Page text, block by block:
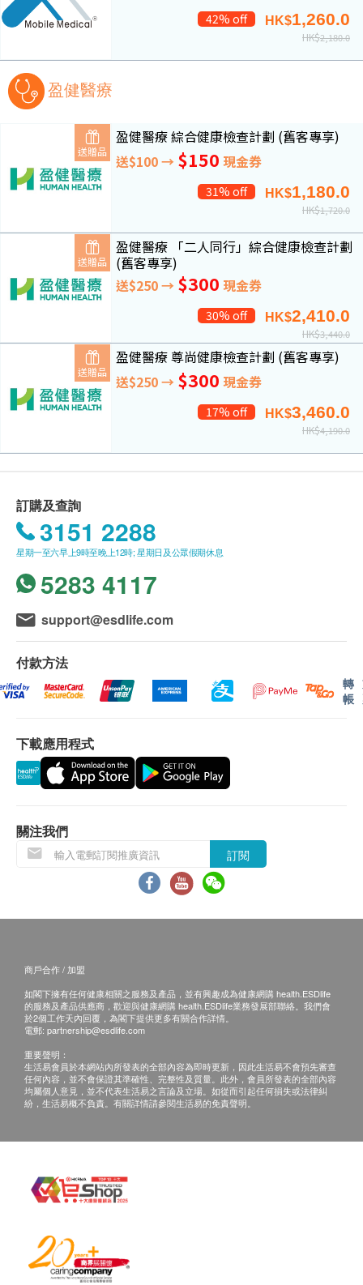
42% off HK$1,260.0
HK$2,180.0
盈健醫療
送贈品
盈健醫療 綜合健康檢查計劃 (舊客專享)
送$100 → $150 現金券
31% off HK$1,180.0
HK$1,720.0
送贈品
盈健醫療 「二人同行」綜合健康檢查計劃
(舊客專享)
送$250 → $300 現金券
30% off HK$2,410.0
HK$3,440.0
送贈品
盈健醫療 尊尚健康檢查計劃 (舊客專享)
送$250 → $300 現金券
17% off HK$3,460.0
HK$4,190.0
訂購及查詢
3151 2288
星期一至六早上9時至晚上12時; 星期日及公眾假期休息
5283 4117
support@esdlife.com
付款方法
轉
帳
下載應用程式
關注我們
訂閱
商戶合作 / 加盟
如閣下擁有任何健康相關之服務及產品，並有興趣成為健康網購 health.ESDlife
的服務及產品供應商，歡迎與健康網購 health.ESDlife業務發展部聯絡。我們會
於2個工作天內回覆，為閣下提供更多有關合作詳情。
電郵: partnership@esdlife.com
重要聲明：
生活易會員於本網站內所發表的全部內容為即時更新，因此生活易不會預先審查
任何內容，並不會保證其準確性、完整性及質量。此外，會員所發表的全部內容
均屬個人意見，並不代表生活易之言論及立場。如從而引起任何損失或法律糾
紛，生活易概不負責。有關詳情請參閱生活易的免責聲明。